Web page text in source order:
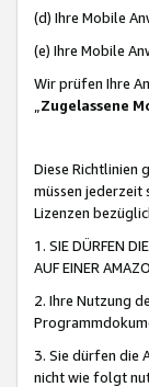
(d) Ihre Mobile
(e) Ihre Mobile
Wir prüfen Ihre
„Zugelassene
Diese Richtlinien
müssen jederzeit
Lizenzen
1. SIE DÜRFEN
AUF EINER
2. Ihre Nutzung
3. Sie dürfen die
nicht wie folgt